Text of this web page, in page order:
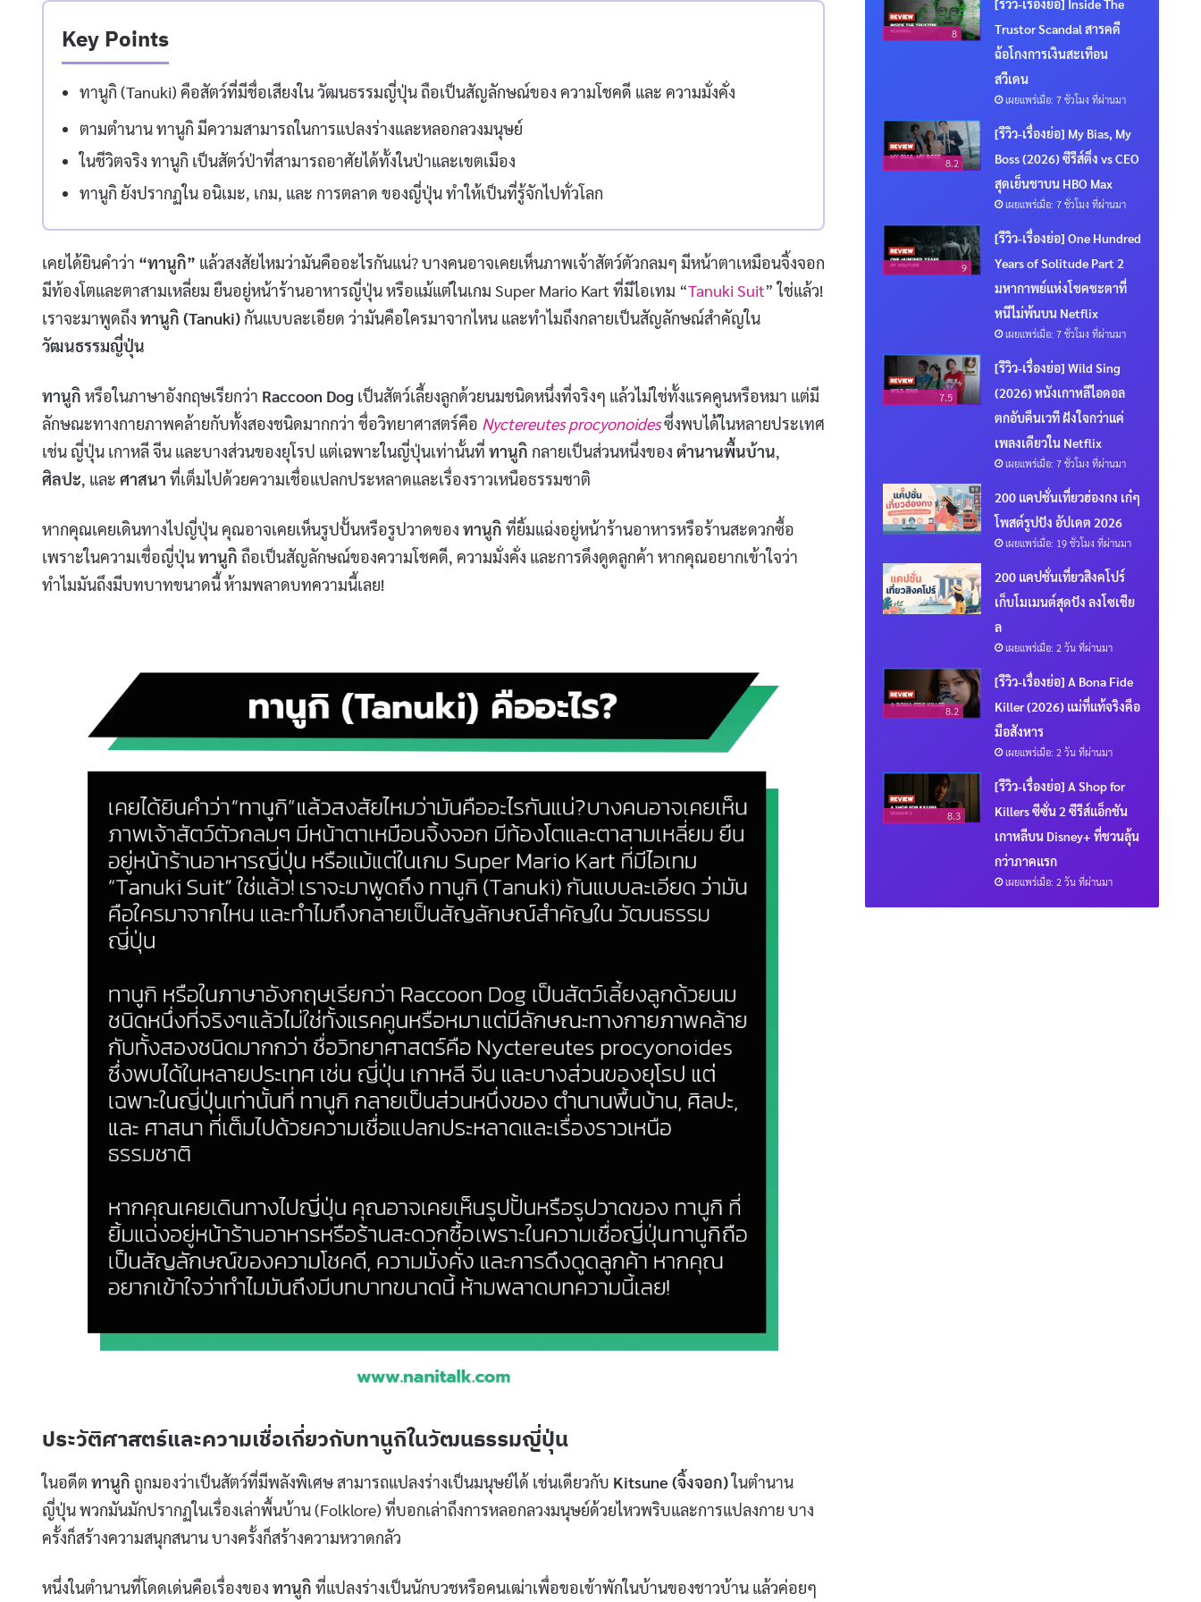
Key Points
ทานูกิ (Tanuki) คือสัตว์ที่มีชื่อเสียงใน วัฒนธรรมญี่ปุ่น ถือเป็นสัญลักษณ์ของ ความโชคดี และ ความมั่งคั่ง
ตามตำนาน ทานูกิ มีความสามารถในการแปลงร่างและหลอกลวงมนุษย์
ในชีวิตจริง ทานูกิ เป็นสัตว์ป่าที่สามารถอาศัยได้ทั้งในป่าและเขตเมือง
ทานูกิ ยังปรากฏใน อนิเมะ, เกม, และ การตลาด ของญี่ปุ่น ทำให้เป็นที่รู้จักไปทั่วโลก
เคยได้ยินคำว่า “ทานูกิ” แล้วสงสัยไหมว่ามันคืออะไรกันแน่? บางคนอาจเคยเห็นภาพเจ้าสัตว์ตัวกลมๆ มีหน้าตาเหมือนจิ้งจอก
มีท้องโตและตาสามเหลี่ยม ยืนอยู่หน้าร้านอาหารญี่ปุ่น หรือแม้แต่ในเกม Super Mario Kart ที่มีไอเทม “Tanuki Suit” ใช่แล้ว!
เราจะมาพูดถึง ทานูกิ (Tanuki)กันแบบละเอียด ว่ามันคือใครมาจากไหน และทำไมถึงกลายเป็นสัญลักษณ์สำคัญใน
วัฒนธรรมญี่ปุ่น
ทานูกิ หรือในภาษาอังกฤษเรียกว่า Raccoon Dog เป็นสัตว์เลี้ยงลูกด้วยนมชนิดหนึ่งที่จริงๆ แล้วไม่ใช่ทั้งแรคคูนหรือหมา แต่มี
ลักษณะทางกายภาพคล้ายกับทั้งสองชนิดมากกว่า ชื่อวิทยาศาสตร์คือ Nyctereutes procyonoidesซึ่งพบได้ในหลายประเทศ
เช่น ญี่ปุ่น เกาหลี จีน และบางส่วนของยุโรป แต่เฉพาะในญี่ปุ่นเท่านั้นที่ ทานูกิ กลายเป็นส่วนหนึ่งของ ตำนานพื้นบ้าน,
ศิลปะ, และ ศาสนา ที่เต็มไปด้วยความเชื่อแปลกประหลาดและเรื่องราวเหนือธรรมชาติ
หากคุณเคยเดินทางไปญี่ปุ่น คุณอาจเคยเห็นรูปปั้นหรือรูปวาดของ ทานูกิ ที่ยิ้มแฉ่งอยู่หน้าร้านอาหารหรือร้านสะดวกซื้อ
เพราะในความเชื่อญี่ปุ่นทานูกิ ถือเป็นสัญลักษณ์ของความโชคดี, ความมั่งคั่ง และการดึงดูดลูกค้า หากคุณอยากเข้าใจว่า
ทำไมมันถึงมีบทบาทขนาดนี้ ห้ามพลาดบทความนี้เลย!
ประวัติศาสตร์และความเชื่อเกี่ยวกับทานูกิในวัฒนธรรมญี่ปุ่น
ในอดีต ทานูกิ ถูกมองว่าเป็นสัตว์ที่มีพลังพิเศษ สามารถแปลงร่างเป็นมนุษย์ได้ เช่นเดียวกับ Kitsune (จิ้งจอก)ในตำนาน
ญี่ปุ่น พวกมันมักปรากฏในเรื่องเล่าพื้นบ้าน (Folklore) ที่บอกเล่าถึงการหลอกลวงมนุษย์ด้วยไหวพริบและการแปลงกาย บาง
ครั้งก็สร้างความสนุกสนาน บางครั้งก็สร้างความหวาดกลัว
หนึ่งในตำนานที่โดดเด่นคือเรื่องของ ทานูกิ ที่แปลงร่างเป็นนักบวชหรือคนเฒ่าเพื่อขอเข้าพักในบ้านของชาวบ้าน แล้วค่อยๆ
8
Trustor Scandal สารคดี
ฉ้อโกงการเงินสะเทือน
สวีเดน
เผยแพร่เมื่อ: 7 ชั่วโมง ที่ผ่านมา
8.2
[รีวิว-เรื่องย่อ] My Bias, My
Boss (2026) ซีรีส์ติ่ง vs CEO
สุดเย็นชาบน HBO Max
เผยแพร่เมื่อ: 7 ชั่วโมง ที่ผ่านมา
9
[รีวิว-เรื่องย่อ] One Hundred
Years of Solitude Part 2
มหากาพย์แห่งโชคชะตาที่
หนีไม่พ้นบน Netflix
เผยแพร่เมื่อ: 7 ชั่วโมง ที่ผ่านมา
7.5
[รีวิว-เรื่องย่อ] Wild Sing
(2026) หนังเกาหลีไอดอล
ตกอับคืนเวที ฝังใจกว่าแค่
เพลงเดียวใน Netflix
เผยแพร่เมื่อ: 7 ชั่วโมง ที่ผ่านมา
200 แคปชั่นเที่ยวฮ่องกง เก๋ๆ
โพสต์รูปปัง อัปเดต 2026
เผยแพร่เมื่อ: 19 ชั่วโมง ที่ผ่านมา
200 แคปชั่นเที่ยวสิงคโปร์
เก็บโมเมนต์สุดปัง ลงโซเชีย
ล
เผยแพร่เมื่อ: 2 วัน ที่ผ่านมา
8.2
[รีวิว-เรื่องย่อ] A Bona Fide
Killer (2026) แม่ที่แท้จริงคือ
มือสังหาร
เผยแพร่เมื่อ: 2 วัน ที่ผ่านมา
8.3
[รีวิว-เรื่องย่อ] A Shop for
Killers ซีซั่น 2 ซีรีส์แอ็กชัน
เกาหลีบน Disney+ ที่ชวนลุ้น
กว่าภาคแรก
เผยแพร่เมื่อ: 2 วัน ที่ผ่านมา